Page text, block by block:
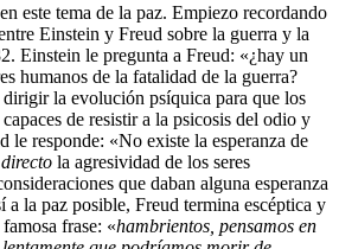
este tema de la paz. Empiezo recordando
Einstein y Freud sobre la guerra y la
Einstein le pregunta a Freud: «¿hay un
humanos de la fatalidad de la guerra?
la evolución psíquica para que los
capaces de resistir a la psicosis del odio y
le responde: «No existe la esperanza de
la agresividad de los seres
que daban alguna esperanza
a la paz posible, Freud termina escéptica y
frase: «hambrientos, pensamos en